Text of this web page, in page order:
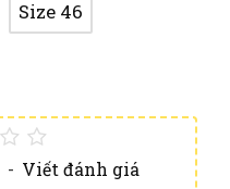
- Viết đánh giá
Size 46